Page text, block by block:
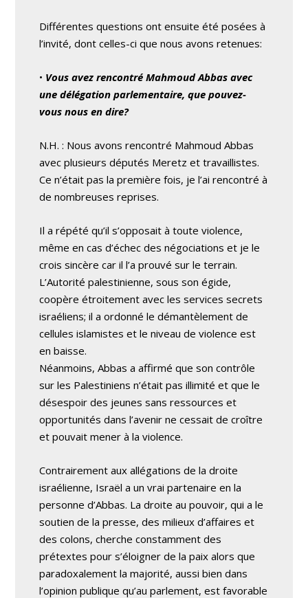
Différentes questions ont ensuite été posées à
l’invité, dont celles-ci que nous avons retenues:
• Vous avez rencontré Mahmoud Abbas avec
une délégation parlementaire, que pouvez-
vous nous en dire?
N.H. : Nous avons rencontré Mahmoud Abbas
avec plusieurs députés Meretz et travaillistes.
Ce n’était pas la première fois, je l’ai rencontré à
de nombreuses reprises.
Il a répété qu’il s’opposait à toute violence,
même en cas d’échec des négociations et je le
crois sincère car il l’a prouvé sur le terrain.
L’Autorité palestinienne, sous son égide,
coopère étroitement avec les services secrets
israéliens; il a ordonné le démantèlement de
cellules islamistes et le niveau de violence est
en baisse.
Néanmoins, Abbas a affirmé que son contrôle
sur les Palestiniens n’était pas illimité et que le
désespoir des jeunes sans ressources et
opportunités dans l’avenir ne cessait de croître
et pouvait mener à la violence.
Contrairement aux allégations de la droite
israélienne, Israël a un vrai partenaire en la
personne d’Abbas. La droite au pouvoir, qui a le
soutien de la presse, des milieux d’affaires et
des colons, cherche constamment des
prétextes pour s’éloigner de la paix alors que
paradoxalement la majorité, aussi bien dans
l’opinion publique qu’au parlement, est favorable